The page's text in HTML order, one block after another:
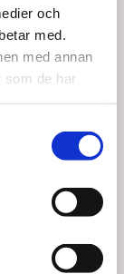
och
med.
med annan
som de har
produkt
Loop